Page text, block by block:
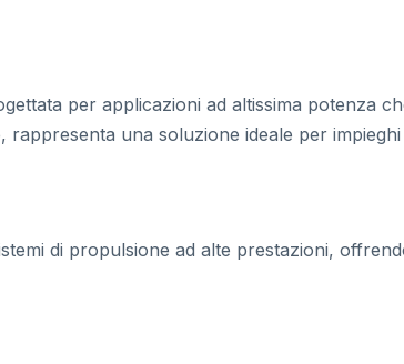
per applicazioni ad altissima potenza
una soluzione ideale per
di propulsione ad alte prestazioni,